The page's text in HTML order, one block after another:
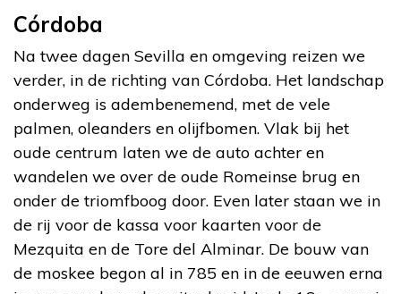
Córdoba
Na twee dagen Sevilla en omgeving reizen we
verder, in de richting van Córdoba. Het landschap
onderweg is adembenemend, met de vele
palmen, oleanders en olijfbomen. Vlak bij het
oude centrum laten we de auto achter en
wandelen we over de oude Romeinse brug en
onder de triomfboog door. Even later staan we in
de rij voor de kassa voor kaarten voor de
Mezquita en de Tore del Alminar. De bouw van
de moskee begon al in 785 en in de eeuwen erna